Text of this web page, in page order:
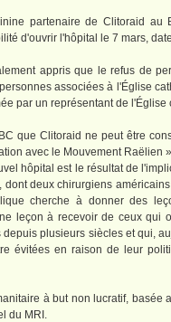
partenaire de Clitoraid
d'ouvrir l'hôpital le 7 mars,
appris que le refus de
associées à l'Église
par un représentant de l'Église
que Clitoraid ne peut être
avec le Mouvement Raëlien
hôpital est le résultat de
deux chirurgiens
cherche à donner des
leçon à recevoir de ceux qui
plusieurs siècles et qui,
évitées en raison de leur
à but non lucratif, basée
du MRI.